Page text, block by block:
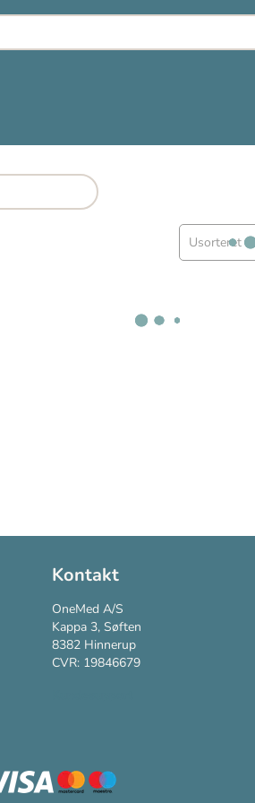
Usorteret
Kontakt
OneMed A/S
Kappa 3, Søften
8382 Hinnerup
CVR: 19846679